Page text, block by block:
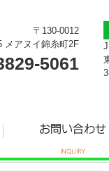
〒130-0012
メアヌイ錦糸町2F
5061